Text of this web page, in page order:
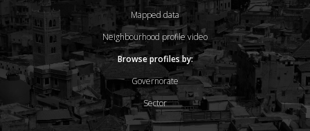
Mapped data
Neighbourhood profile video
Browse profiles by:
Governorate
Sector